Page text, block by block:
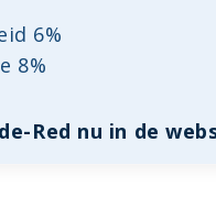
6%
8%
Red nu in de